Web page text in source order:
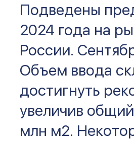
Подведены
2024 года на
России.
Объем ввода
достигнуть
увеличив
млн м2.